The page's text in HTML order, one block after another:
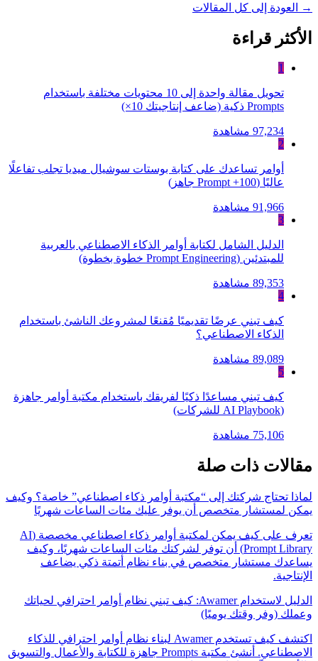
→ العودة إلى كل المقالات
الأكثر قراءة
1
تحويل مقالة واحدة إلى 10 محتويات مختلفة باستخدام
Prompts ذكية (ضاعف إنتاجيتك 10×)
97,234 مشاهدة
2
أوامر تساعدك على كتابة بوستات سوشيال ميديا تجلب تفاعلًا
عاليًا (100+ Prompt جاهز)
91,966 مشاهدة
3
الدليل الشامل لكتابة أوامر الذكاء الاصطناعي بالعربية
للمبتدئين (Prompt Engineering خطوة بخطوة)
89,353 مشاهدة
4
كيف تبني عرضًا تقديميًا مُقنعًا لمشروعك الناشئ باستخدام
الذكاء الاصطناعي؟
89,089 مشاهدة
5
كيف تبني مساعدًا ذكيًا لفريقك باستخدام مكتبة أوامر جاهزة
(AI Playbook للشركات)
75,106 مشاهدة
مقالات ذات صلة
لماذا تحتاج شركتك إلى “مكتبة أوامر ذكاء اصطناعي” خاصة؟ وكيف
يمكن لمستشار متخصص أن يوفر عليك مئات الساعات شهريًا
تعرف على كيف يمكن لمكتبة أوامر ذكاء اصطناعي مخصصة (AI
Prompt Library) أن توفر لشركتك مئات الساعات شهريًا، وكيف
يساعدك مستشار متخصص في بناء نظام أتمتة ذكي يضاعف
الإنتاجية.
الدليل لاستخدام Awamer: كيف تبني نظام أوامر احترافي لحياتك
وعملك (وفر وقتك يوميًا)
اكتشف كيف تستخدم Awamer لبناء نظام أوامر احترافي للذكاء
الاصطناعي. أنشئ مكتبة Prompts جاهزة للكتابة والأعمال والتسويق